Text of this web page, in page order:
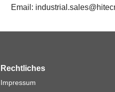
Email:
Rechtliches
Impressum